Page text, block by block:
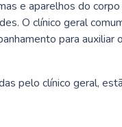
e aparelhos do
O clínico geral
para auxiliar
pelo clínico geral,